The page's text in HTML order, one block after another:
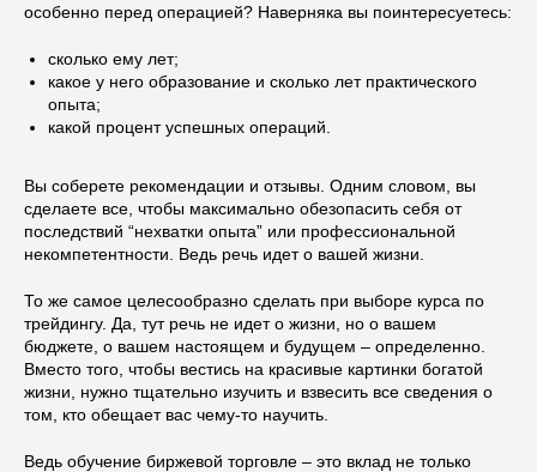
особенно перед операцией? Наверняка вы поинтересуетесь:
сколько ему лет;
какое у него образование и сколько лет практического
опыта;
какой процент успешных операций.
Вы соберете рекомендации и отзывы. Одним словом, вы
сделаете все, чтобы максимально обезопасить себя от
последствий “нехватки опыта” или профессиональной
некомпетентности. Ведь речь идет о вашей жизни.
То же самое целесообразно сделать при выборе курса по
трейдингу. Да, тут речь не идет о жизни, но о вашем
бюджете, о вашем настоящем и будущем – определенно.
Вместо того, чтобы вестись на красивые картинки богатой
жизни, нужно тщательно изучить и взвесить все сведения о
том, кто обещает вас чему-то научить.
Ведь обучение биржевой торговле – это вклад не только